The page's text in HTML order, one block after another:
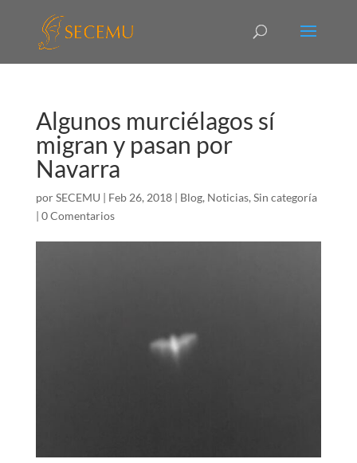
Algunos murciélagos sí
migran y pasan por
Navarra
porSECEMU | Feb 26, 2018| Blog, Noticias, Sin categoría
| 0 Comentarios